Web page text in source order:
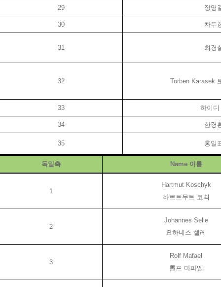
29 장영
30 차두
31 최경
32 Torben Karasek
33 하이디
34 한경
35 홍일
독일측 Name 이름
1
Hartmut Koschyk
하르트무트 코쉭
2
Johannes Selle
요하네스 셀레
3
Rolf Mafael
롤프 마파엘